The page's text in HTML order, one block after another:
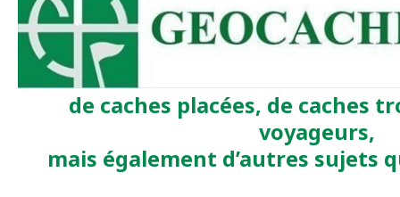
de caches placées, de caches
voyageurs,
mais également d’autres sujets